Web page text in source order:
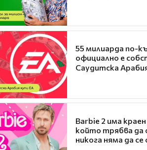
55 милиарда по-
официално е
Саудитска
Barbie 2 има
който трябва да
никога няма да се